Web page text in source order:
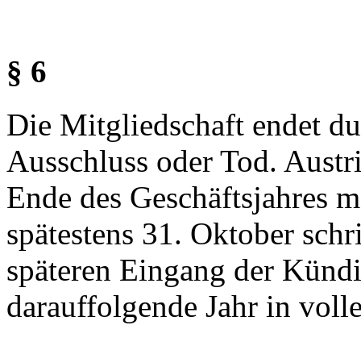
§ 6
Die Mitgliedschaft endet
Ausschluss oder Tod.
Ende des Geschäftsjahres
spätestens 31. Oktober
späteren Eingang der
darauffolgende Jahr in